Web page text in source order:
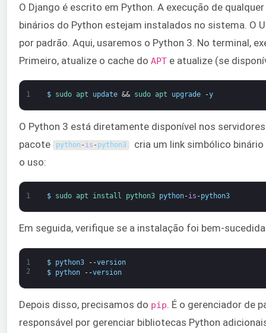
O Django é escrito em Python. A execução de
binários do Python estejam instalados no sistema. O
por padrão. Aqui, usaremos o Python 3. No terminal,
Primeiro, atualize o cache do APT e atualize (se
1 $ sudo apt update && sudo apt upgrade -y
O Python 3 está diretamente disponível nos
pacote
python - is - python3 cria um link simbólico binário
o uso:
1 $ sudo apt install python3 python-is -python3
Em seguida, verifique se a instalação foi bem-
1
2
$ python3 --version
$
python --version
Depois disso, precisamos do pip . É o gerenciador de
responsável por gerenciar bibliotecas Python